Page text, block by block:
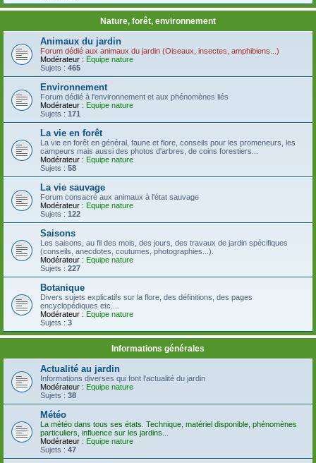
Nature, forêt, environnement
Animaux du jardin
Forum dédié aux animaux du jardin (Oiseaux, insectes, amphibiens...)
Modérateur : Equipe nature
Sujets : 465
Environnement
Forum dédié à l'environnement et aux phénomènes liés
Modérateur : Equipe nature
Sujets : 171
La vie en forêt
La vie en forêt en général, faune et flore, conseils pour les promeneurs, les
campeurs mais aussi des photos d'arbres, de coins forestiers...
Modérateur : Equipe nature
Sujets : 58
La vie sauvage
Forum consacré aux animaux à l'état sauvage
Modérateur : Equipe nature
Sujets : 122
Saisons
Les saisons, au fil des mois, des jours, des travaux de jardin spécifiques
(conseils, anecdotes, coutumes, photographies...).
Modérateur : Equipe nature
Sujets : 227
Botanique
Divers sujets explicatifs sur la flore, des définitions, des pages
encyclopédiques etc....
Modérateur : Equipe nature
Sujets : 3
Informations générales
Actualité au jardin
Informations diverses qui font l'actualité du jardin
Modérateur : Equipe nature
Sujets : 38
Météo
La météo dans tous ses états. Technique, matériel disponible, phénomènes
particuliers, influence sur les jardins...
Modérateur : Equipe nature
Sujets : 47